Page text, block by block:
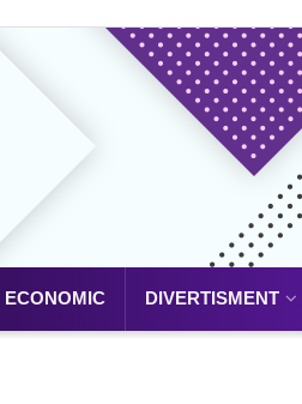
ECONOMIC DIVERTISMENT